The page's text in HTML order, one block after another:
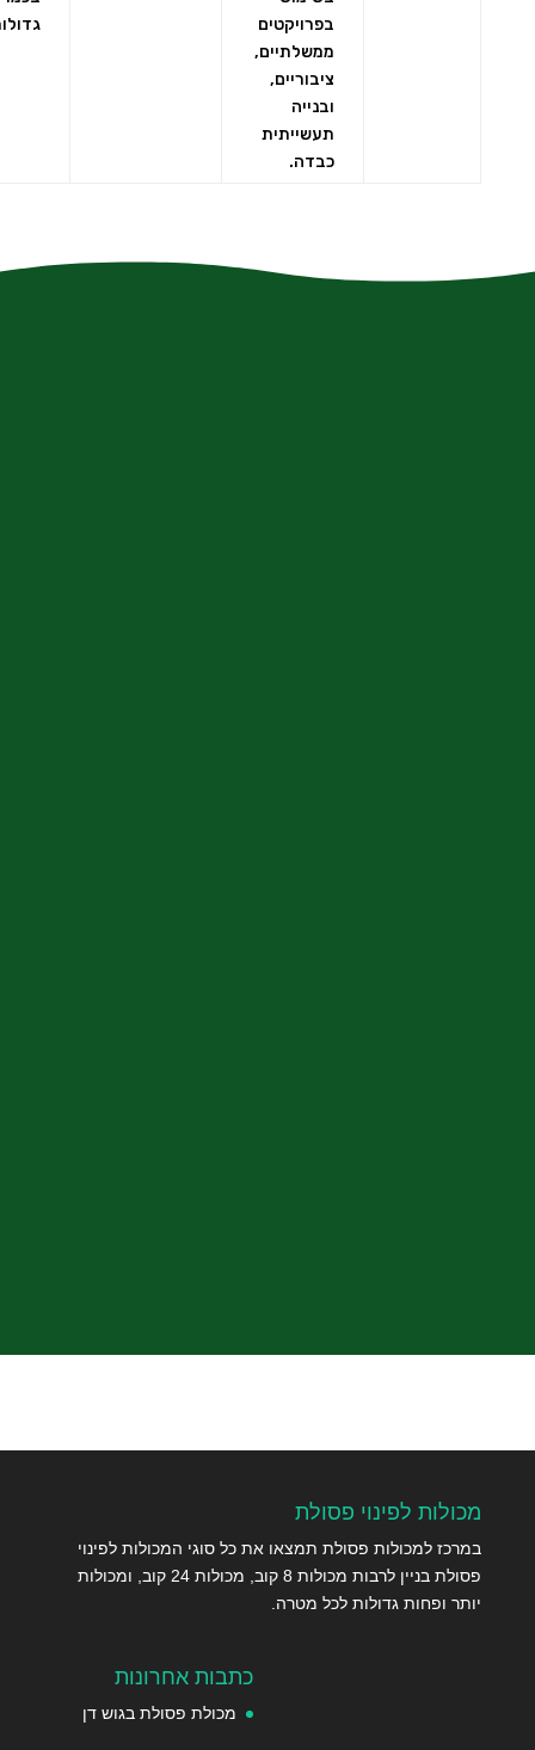
בפרויקטים
ממשלתיים,
ציבוריים,
ובנייה
תעשייתית
כבדה.
מכולות לפינוי פסולת
במרכז למכולות פסולת תמצאו את כל סוגי המכולות לפינוי
פסולת בניין לרבות מכולות 8 קוב, מכולות 24 קוב, ומכולות
יותר ופחות גדולות לכל מטרה.
כתבות אחרונות
מכולת פסולת בגוש דן